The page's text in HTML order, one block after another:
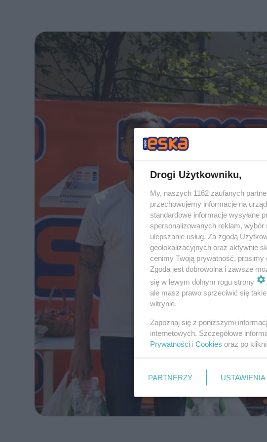
Drogi Użytkowniku,
My, naszych 1162 zaufanych
przechowujemy informacje na
standardowe informacje wysyłane
spersonalizowanych reklam,
ulepszanie usług. Za zgodą
geolokalizacyjnych oraz aktywnie
cenimy Twoją prywatność, prosimy
Zgoda jest dobrowolna i zawsze
się w lewym dolnym rogu strony
ale masz prawo sprzeciwić się
witrynie.
Zapoznaj się z poniższymi
internetowych. Szczegółowe
Prywatności i Cookies oraz po
PARTNERZY USTAWIENIA